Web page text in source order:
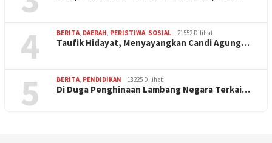
4 BERITA DAERAH PERISTIWA SOSIAL 21552 Dilihat
Taufik Hidayat, Menyayangkan Candi Agung…
5 BERITA PENDIDIKAN 18225 Dilihat
Di Duga Penghinaan Lambang Negara Terkai…